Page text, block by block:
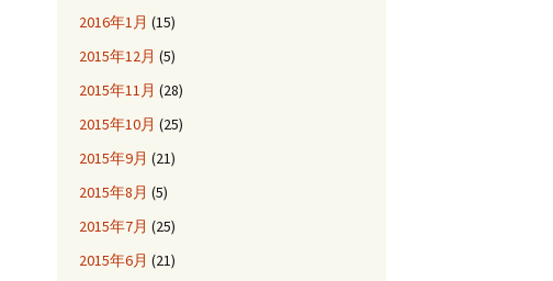
2016年1月 (15)
2015年12月 (5)
2015年11月 (28)
2015年10月 (25)
2015年9月 (21)
2015年8月 (5)
2015年7月 (25)
2015年6月 (21)